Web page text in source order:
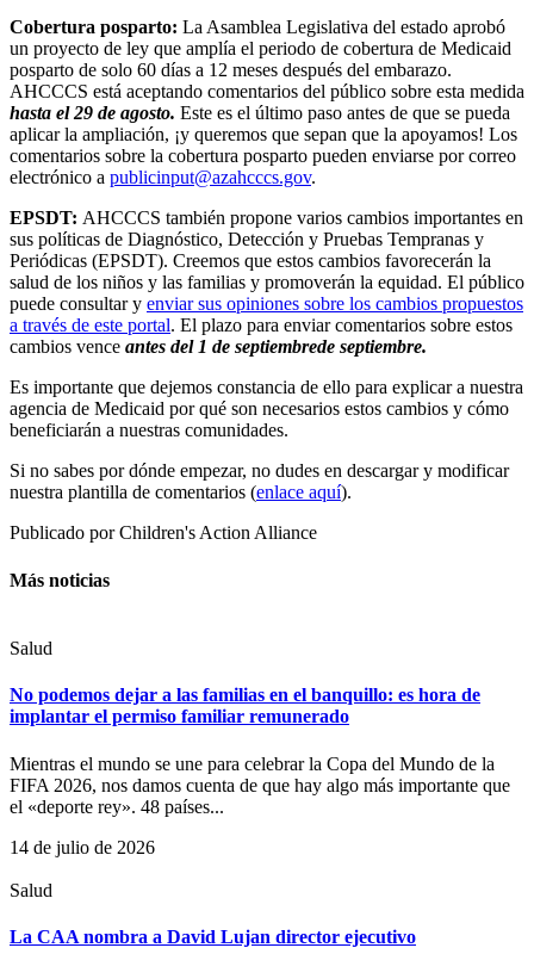
Cobertura posparto: La Asamblea Legislativa del estado aprobó
un proyecto de ley que amplía el periodo de cobertura de Medicaid
posparto de solo 60 días a 12 meses después del embarazo.
AHCCCS está aceptando comentarios del público sobre esta medida
hasta el 29 de agosto. Este es el último paso antes de que se pueda
aplicar la ampliación, ¡y queremos que sepan que la apoyamos! Los
comentarios sobre la cobertura posparto pueden enviarse por correo
electrónico a publicinput@azahcccs.gov.
EPSDT: AHCCCS también propone varios cambios importantes en
sus políticas de Diagnóstico, Detección y Pruebas Tempranas y
Periódicas (EPSDT). Creemos que estos cambios favorecerán la
salud de los niños y las familias y promoverán la equidad. El público
puede consultar y enviar sus opiniones sobre los cambios propuestos
a través de este portal. El plazo para enviar comentarios sobre estos
cambios vence antes del 1 de septiembrede septiembre.
Es importante que dejemos constancia de ello para explicar a nuestra
agencia de Medicaid por qué son necesarios estos cambios y cómo
beneficiarán a nuestras comunidades.
Si no sabes por dónde empezar, no dudes en descargar y modificar
nuestra plantilla de comentarios (enlace aquí).
Publicado porChildren's Action Alliance
Más noticias
Salud
No podemos dejar a las familias en el banquillo: es hora de
implantar el permiso familiar remunerado
Mientras el mundo se une para celebrar la Copa del Mundo de la
FIFA 2026, nos damos cuenta de que hay algo más importante que
el «deporte rey». 48 países...
14 de julio de 2026
Salud
La CAA nombra a David Lujan director ejecutivo